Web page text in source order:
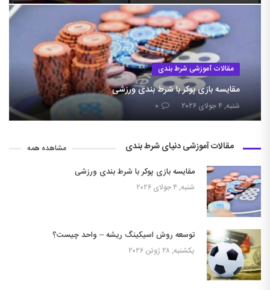
مقالات آموزشی شرط بندی
مقایسه بازی پوکر با شرط بندی ورزشی
شنبه, ۴ جولای ۲۰۲۶ ۰
مقالات آموزشی دنیای شرط بندی مشاهده همه
مقایسه بازی پوکر با شرط بندی ورزشی
شنبه, ۴ جولای ۲۰۲۶
توسعه روش اسیکینگ ریشه – واحد چیست؟
یکشنبه, ۲۸ ژوئن ۲۰۲۶